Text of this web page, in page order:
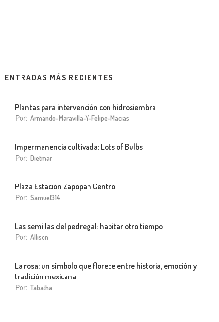
ENTRADAS MÁS RECIENTES
Plantas para intervención con hidrosiembra
Por: Armando-Maravilla-Y-Felipe-Macias
Impermanencia cultivada: Lots of Bulbs
Por: Dietmar
Plaza Estación Zapopan Centro
Por: Samuel314
Las semillas del pedregal: habitar otro tiempo
Por: Allison
La rosa: un símbolo que florece entre historia, emoción y
tradición mexicana
Por: Tabatha